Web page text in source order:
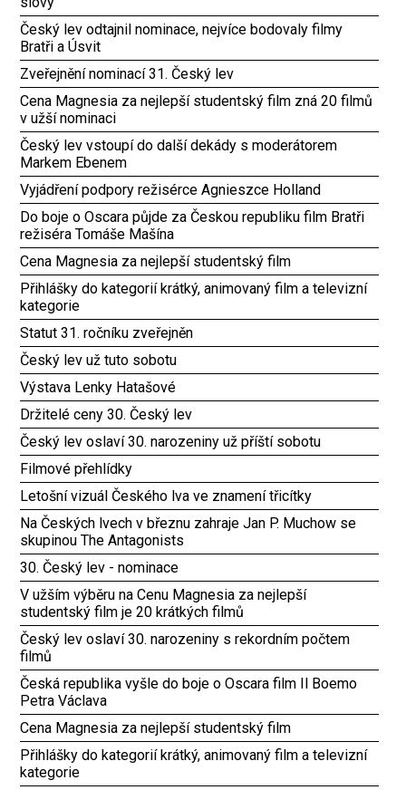
Český lev odtajnil nominace, nejvíce bodovaly filmy
Bratři a Úsvit
Zveřejnění nominací 31. Český lev
Cena Magnesia za nejlepší studentský film zná 20 filmů
v užší nominaci
Český lev vstoupí do další dekády s moderátorem
Markem Ebenem
Vyjádření podpory režisérce Agnieszce Holland
Do boje o Oscara půjde za Českou republiku film Bratři
režiséra Tomáše Mašína
Cena Magnesia za nejlepší studentský film
Přihlášky do kategorií krátký, animovaný film a televizní
kategorie
Statut 31. ročníku zveřejněn
Český lev už tuto sobotu
Výstava Lenky Hatašové
Držitelé ceny 30. Český lev
Český lev oslaví 30. narozeniny už příští sobotu
Filmové přehlídky
Letošní vizuál Českého lva ve znamení třicítky
Na Českých lvech v březnu zahraje Jan P. Muchow se
skupinou The Antagonists
30. Český lev - nominace
V užším výběru na Cenu Magnesia za nejlepší
studentský film je 20 krátkých filmů
Český lev oslaví 30. narozeniny s rekordním počtem
filmů
Česká republika vyšle do boje o Oscara film Il Boemo
Petra Václava
Cena Magnesia za nejlepší studentský film
Přihlášky do kategorií krátký, animovaný film a televizní
kategorie